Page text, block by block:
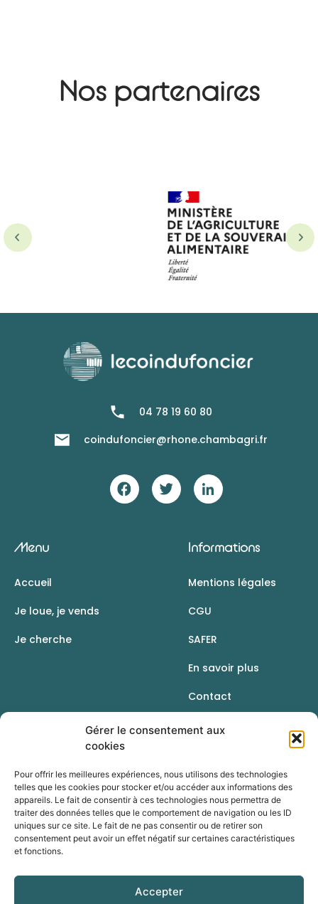
Gérer le consentement aux
cookies
Pour offrir les meilleures expériences, nous utilisons des technologies
telles que les cookies pour stocker et/ou accéder aux informations des
appareils. Le fait de consentir à ces technologies nous permettra de
traiter des données telles que le comportement de navigation ou les ID
uniques sur ce site. Le fait de ne pas consentir ou de retirer son
consentement peut avoir un effet négatif sur certaines caractéristiques
et fonctions.
Accepter
Nos partenaires
04 78 19 60 80
coindufoncier@rhone.chambagri.fr
Menu
Accueil
Je loue, je vends
Je cherche
Informations
Mentions légales
CGU
SAFER
En savoir plus
Contact
Rhône